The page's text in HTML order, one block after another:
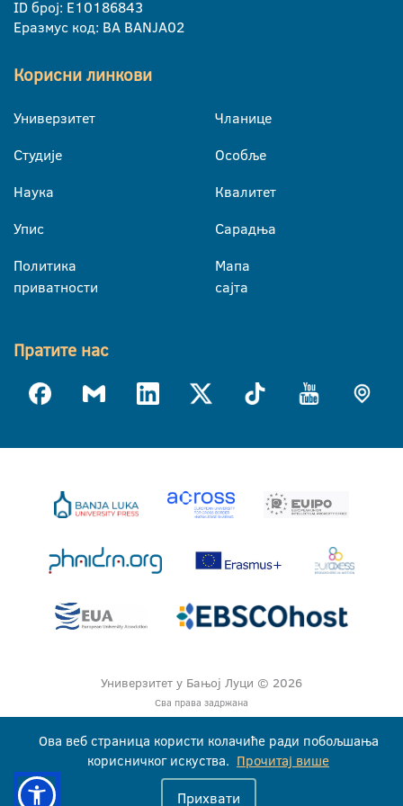
ID број: E10186843
Еразмус код: BA BANJA02
Корисни линкови
Универзитет
Студије
Наука
Упис
Политика
приватности
Чланице
Особље
Квалитет
Сарадња
Мапа
сајта
Пратите нас
Универзитет у Бањој Луци © 2026
Сва права задржана
Ова веб страница користи колачиће ради побољшања
корисничког искуства. Прочитај више
Прихвати